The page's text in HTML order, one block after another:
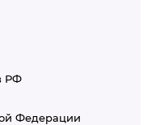
РФ
Федерации